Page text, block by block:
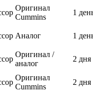
Оригинал
Cummins
1
Аналог 1
Оригинал /
аналог
2 дня
Оригинал
Cummins
2 дня